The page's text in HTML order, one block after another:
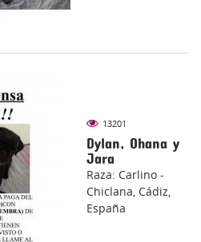
13201
Dylan, Ohana y
Jara
Raza: Carlino -
Chiclana, Cádiz,
España